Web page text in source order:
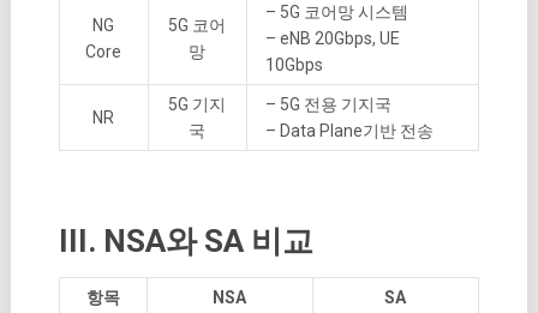
NG
Core
5G 코어
망
– 5G 코어망 시스템
– eNB 20Gbps, UE
10Gbps
NR
5G 기지
국
– 5G 전용 기지국
– Data Plane기반 전송
III. NSA와 SA 비교
항목 NSA SA